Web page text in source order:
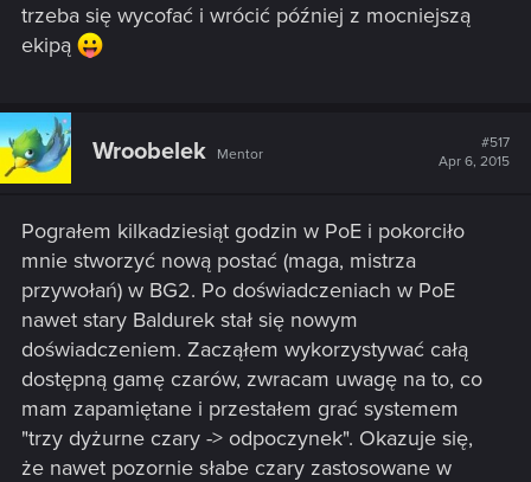
trzeba się wycofać i wrócić później z mocniejszą
ekipą
Wroobelek Mentor
#517
Apr 6, 2015
Pograłem kilkadziesiąt godzin w PoE i pokorciło
mnie stworzyć nową postać (maga, mistrza
przywołań) w BG2. Po doświadczeniach w PoE
nawet stary Baldurek stał się nowym
doświadczeniem. Zacząłem wykorzystywać całą
dostępną gamę czarów, zwracam uwagę na to, co
mam zapamiętane i przestałem grać systemem
"trzy dyżurne czary -> odpoczynek". Okazuje się,
że nawet pozornie słabe czary zastosowane w